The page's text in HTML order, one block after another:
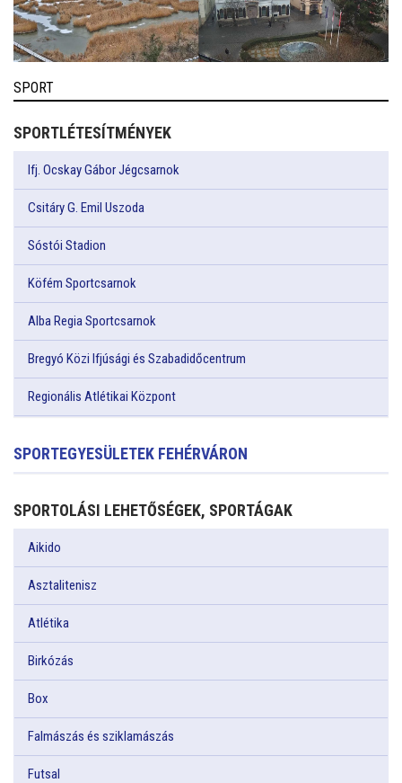
SPORT
SPORTLÉTESÍTMÉNYEK
Ifj. Ocskay Gábor Jégcsarnok
Csitáry G. Emil Uszoda
Sóstói Stadion
Köfém Sportcsarnok
Alba Regia Sportcsarnok
Bregyó Közi Ifjúsági és Szabadidőcentrum
Regionális Atlétikai Központ
SPORTEGYESÜLETEK FEHÉRVÁRON
SPORTOLÁSI LEHETŐSÉGEK, SPORTÁGAK
Aikido
Asztalitenisz
Atlétika
Birkózás
Box
Falmászás és sziklamászás
Futsal